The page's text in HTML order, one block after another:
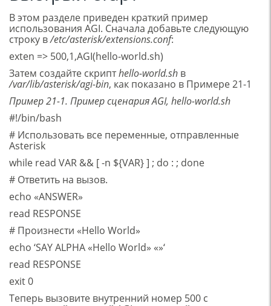
В этом разделе приведен краткий пример
использования AGI. Сначала добавьте следующую
строку в/etc/asterisk/extensions.conf:
exten => 500,1,AGI(hello-world.sh)
Затем создайте скриптhello-world.sh в
/var/lib/asterisk/agi-bin, как показано в Примере 21-1
Пример 21-1. Пример сценария AGI, hello-world.sh
#!/bin/bash
# Использовать все переменные, отправленные
Asterisk
while read VAR && [ -n ${VAR} ] ; do : ; done
# Ответить на вызов.
echo «ANSWER»
read RESPONSE
# Произнести «Hello World»
echo ‘SAY ALPHA «Hello World» «»‘
read RESPONSE
exit 0
Теперь вызовите внутренний номер 500 с